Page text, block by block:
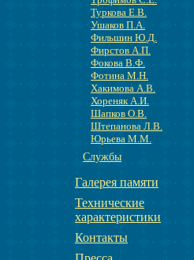
Туркова Е.В.
Ушаков П.А.
Фильшин Ю.Д.
Фирстов А.П.
Фокова В.Ф.
Фотина М.Н.
Хакимова А.В.
Хореняк А.И.
Шапков О.В.
Штепанова Л.В.
Юрьева М.М.
Службы
Галерея памяти
Технические
характеристики
Контакты